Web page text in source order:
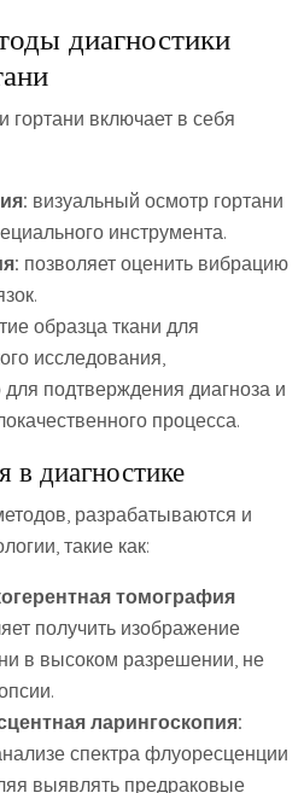
диагностики
гортани включает в себя
визуальный осмотр гортани
инструмента.
позволяет оценить вибрацию
образца ткани для
исследования,
подтверждения диагноза и
процесса.
в диагностике
разрабатываются и
такие как:
томография
получить изображение
в высоком разрешении, не
ларингоскопия:
спектра флуоресценции
выявлять предраковые